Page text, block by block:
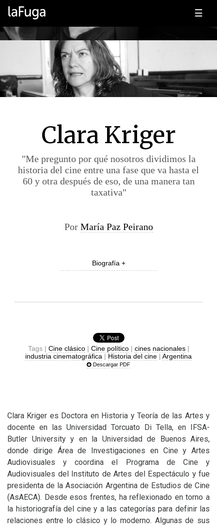
☰
Clara Kriger
"Me pregunto por qué nosotros dividimos la
historia del cine entre una fase que va hasta el
60 y otra después de eso, de una manera tan
taxativa"
Por María Paz Peirano
Biografía +
Tags | Cine clásico| Cine político| cines nacionales|
industria cinematográfica | Historia del cine | Argentina
Descargar PDF
Clara Kriger es Doctora en Historia y Teoría de las Artes y
docente en las Universidad Torcuato Di Tella, en IFSA-
Butler University y en la Universidad de Buenos Aires,
donde dirige Área de Investigaciones en Cine y Artes
Audiovisuales y coordina el Programa de Cine y
Audiovisuales del Instituto de Artes del Espectáculo y fue
presidenta de la Asociación Argentina de Estudios de Cine
(AsAECA). Desde esos frentes, ha reflexionado en torno a
la historiografía del cine y a las categorías para definir las
relaciones entre lo clásico y lo moderno. Algunas de sus